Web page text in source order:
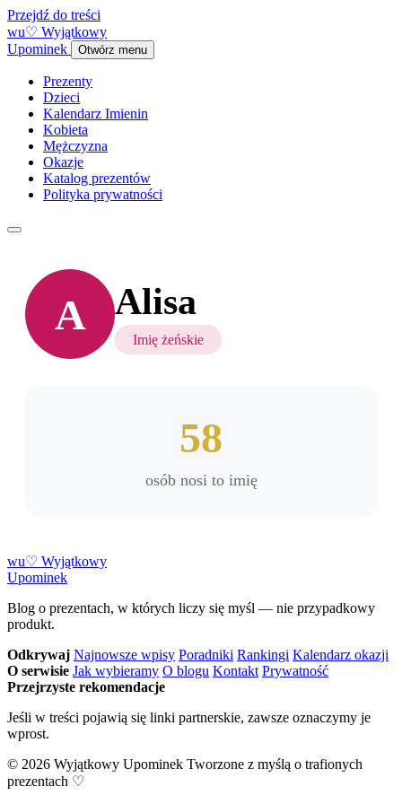
Przejdź do treści
wu♡ Wyjątkowy
Upominek
Otwórz menu
Prezenty
Dzieci
Kalendarz Imienin
Kobieta
Mężczyzna
Okazje
Katalog prezentów
Polityka prywatności
A Alisa
Imię żeńskie
58
osób nosi to imię
wu♡ Wyjątkowy
Upominek
Blog o prezentach, w których liczy się myśl — nie przypadkowy
produkt.
Odkrywaj Najnowsze wpisy Poradniki Rankingi Kalendarz okazji
O serwisie Jak wybieramy O blogu Kontakt Prywatność
Przejrzyste rekomendacje
Jeśli w treści pojawią się linki partnerskie, zawsze oznaczymy je
wprost.
© 2026 Wyjątkowy Upominek Tworzone z myślą o trafionych
prezentach ♡